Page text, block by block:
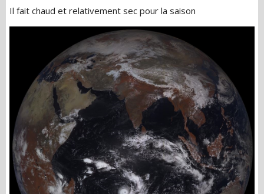
Il fait chaud et relativement sec pour la saison